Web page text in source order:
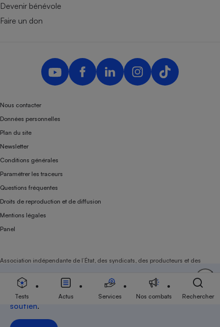
Soutenez-nous
Aujourd'hui plus que jamais, nous comptons sur
votre
soutien.
Devenir bénévole
Faire un don
Nous contacter
Données personnelles
Plan du site
Newsletter
Conditions générales
Paramétrer les traceurs
Questions fréquentes
Droits de reproduction et de diffusion
Mentions légales
Panel
Association indépendante de l’État, des syndicats, des producteurs et des
Tests Actus Services Nos combats Rechercher